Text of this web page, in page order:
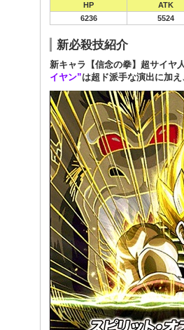
HP
ATK
6236
5524
新必殺技紹介
新キャラ【信念の拳】超サイヤ
イヤン”は超ド派手な演出に加え